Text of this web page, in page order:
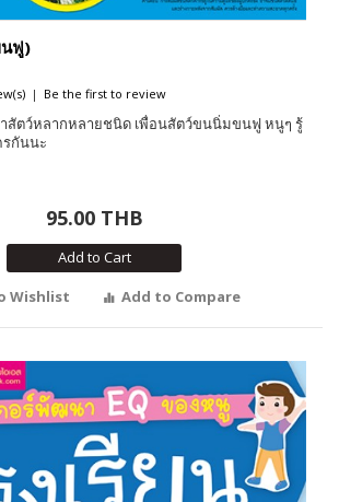
นฟู)
| Be the first to review
สัตว์หลากหลายชนิด เพื่อนสัตว์ขนนิ่มขนฟู หนูๆ รู้
กันนะ
95.00 THB
Add to Cart
Wishlist
Add to Compare